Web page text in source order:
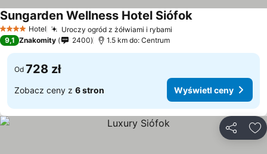
4 KategoriaHotel Uroczy ogród z żółwiami i rybami
Sungarden Wellness Hotel Siófok
9,1 Znakomity 2400 1.5 km do: Centrum
Od 728 zł
Zobacz ceny z 6 stron Wyświetl ceny